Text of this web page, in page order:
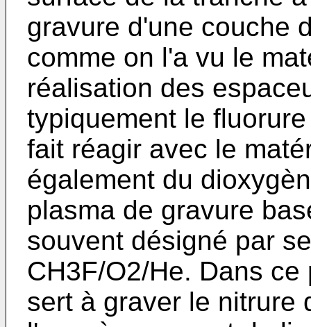
gravure d'une couche
comme on l'a vu le
réalisation des
typiquement le
fait réagir avec le
également du
plasma de gravure
souvent désigné par
CH3F/O2/He. Dans
sert à graver le nitrure